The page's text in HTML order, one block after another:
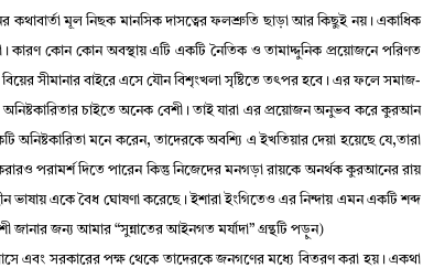
কথাবার্তা মূল নিছক মানসিক দাসত্বের ফলশ্রুতি ছাড়া আর কিছুই নয়।একাধিক
।কারণ কোন কোন অবস্থায় এটি একটি নৈতিক ও তামাদ্দুনিক প্রয়োজনে পরিণত
বিয়ের সীমানার বাইরে এসে যৌন বিশৃংখলা সৃষ্টিতে তৎপর হবে । এর ফলে সমাজ-
অনিষ্টকারিতার চাইতে অনেক বেশী।তাই যারা এর প্রয়োজন অনুভব করে কুরআন
অনিষ্টকারিতা মনে করেন,তাদেরকে অবশ্যি এ ইখতিয়ার দেয়া হয়েছে যে,তারা
পরামর্শ দিতে পারেন কিন্তু নিজেদের মনগড়া রায়কে অনর্থক কুরআনের রায়
ভাষায় একে বৈধ ঘোষণা করেছে।ইশারা ইংগিতেও এর নিন্দায় এমন একটি শব্দ
জানার জন্য আমার “সুন্নাতের আইনগত মর্যাদা” গ্রন্থটি পড়ুন)
আসে এবং সরকারের পক্ষ থেকে তাদেরকে জনগণের মধ্যে বিতরণ করা হয়।একথা